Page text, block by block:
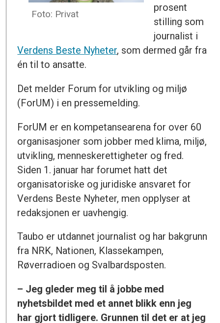
Foto: Privat
prosent
stilling som
journalist i
Verdens Beste Nyheter, som dermed går fra
én til to ansatte.
Det melder Forum for utvikling og miljø
(ForUM) i en pressemelding.
ForUM er en kompetansearena for over 60
organisasjoner som jobber med klima, miljø,
utvikling, menneskerettigheter og fred.
Siden 1. januar har forumet hatt det
organisatoriske og juridiske ansvaret for
Verdens Beste Nyheter, men opplyser at
redaksjonen er uavhengig.
Taubo er utdannet journalist og har bakgrunn
fra NRK, Nationen, Klassekampen,
Røverradioen og Svalbardsposten.
– Jeg gleder meg til å jobbe med
nyhetsbildet med et annet blikk enn jeg
har gjort tidligere. Grunnen til det er at jeg